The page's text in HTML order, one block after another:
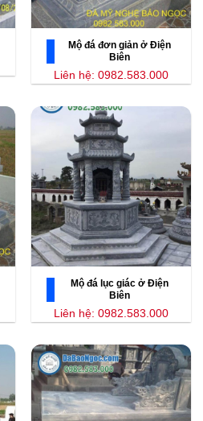
Mộ đá đơn giản ở Điện
Biên
Liên hệ: 0982.583.000
Mộ đá lục giác ở Điện
Biên
Liên hệ: 0982.583.000